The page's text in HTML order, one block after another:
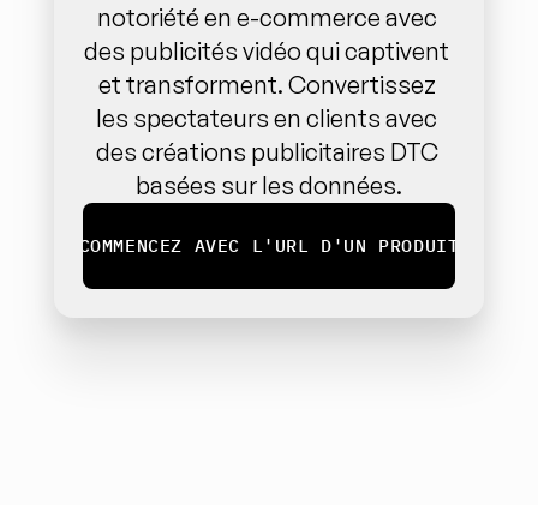
notoriété en e-commerce avec
des publicités vidéo qui captivent
et transforment. Convertissez
les spectateurs en clients avec
des créations publicitaires DTC
basées sur les données.
COMMENCEZ AVEC L'URL D'UN PRODUIT